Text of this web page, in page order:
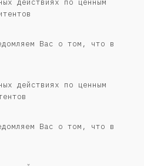
Вас о том, что в
действиях по ценным
Вас о том, что в